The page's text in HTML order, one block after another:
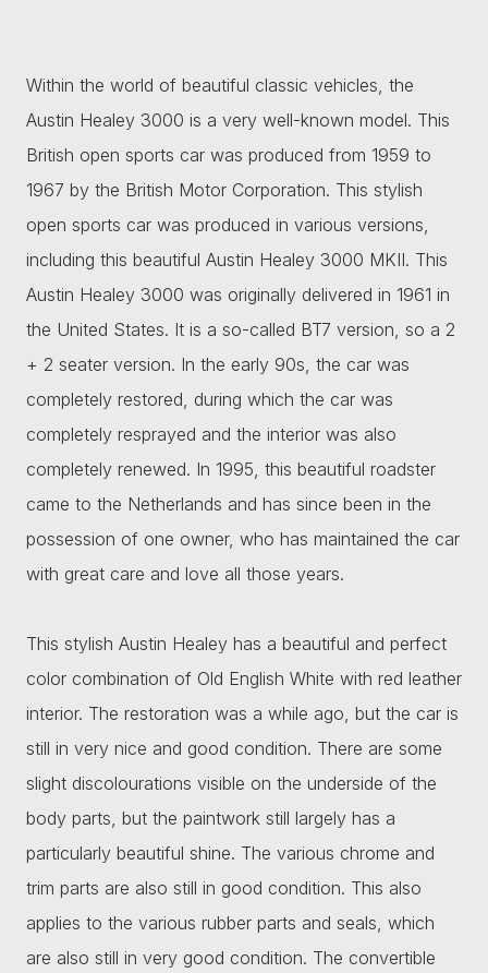
Within the world of beautiful classic vehicles, the
Austin Healey 3000 is a very well-known model. This
British open sports car was produced from 1959 to
1967 by the British Motor Corporation. This stylish
open sports car was produced in various versions,
including this beautiful Austin Healey 3000 MKII. This
Austin Healey 3000 was originally delivered in 1961 in
the United States. It is a so-called BT7 version, so a 2
+ 2 seater version. In the early 90s, the car was
completely restored, during which the car was
completely resprayed and the interior was also
completely renewed. In 1995, this beautiful roadster
came to the Netherlands and has since been in the
possession of one owner, who has maintained the car
with great care and love all those years.
This stylish Austin Healey has a beautiful and perfect
color combination of Old English White with red leather
interior. The restoration was a while ago, but the car is
still in very nice and good condition. There are some
slight discolourations visible on the underside of the
body parts, but the paintwork still largely has a
particularly beautiful shine. The various chrome and
trim parts are also still in good condition. This also
applies to the various rubber parts and seals, which
are also still in very good condition. The convertible